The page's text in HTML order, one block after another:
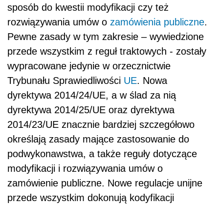
sposób do kwestii modyfikacji czy też
rozwiązywania umów o zamówienia publiczne.
Pewne zasady w tym zakresie – wywiedzione
przede wszystkim z reguł traktowych - zostały
wypracowane jedynie w orzecznictwie
Trybunału Sprawiedliwości UE. Nowa
dyrektywa 2014/24/UE, a w ślad za nią
dyrektywa 2014/25/UE oraz dyrektywa
2014/23/UE znacznie bardziej szczegółowo
określają zasady mające zastosowanie do
podwykonawstwa, a także reguły dotyczące
modyfikacji i rozwiązywania umów o
zamówienie publiczne. Nowe regulacje unijne
przede wszystkim dokonują kodyfikacji